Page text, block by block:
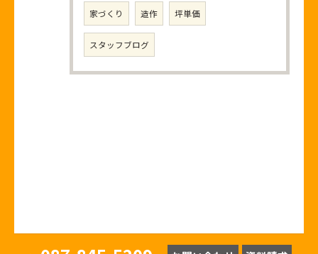
家づくり 造作 坪単価
スタッフブログ